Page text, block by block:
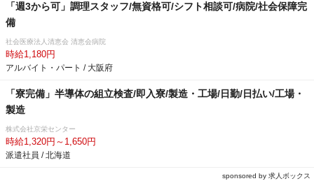
「週3から可」調理スタッフ/無資格可/シフト相談可/病院/社会保障完
備
社会医療法人清恵会 清恵会病院
時給1,180円
アルバイト・パート / 大阪府
「寮完備」半導体の組立検査/即入寮/製造・工場/日勤/日払い/工場・
製造
株式会社京栄センター
時給1,320円～1,650円
派遣社員 / 北海道
sponsored by 求人ボックス